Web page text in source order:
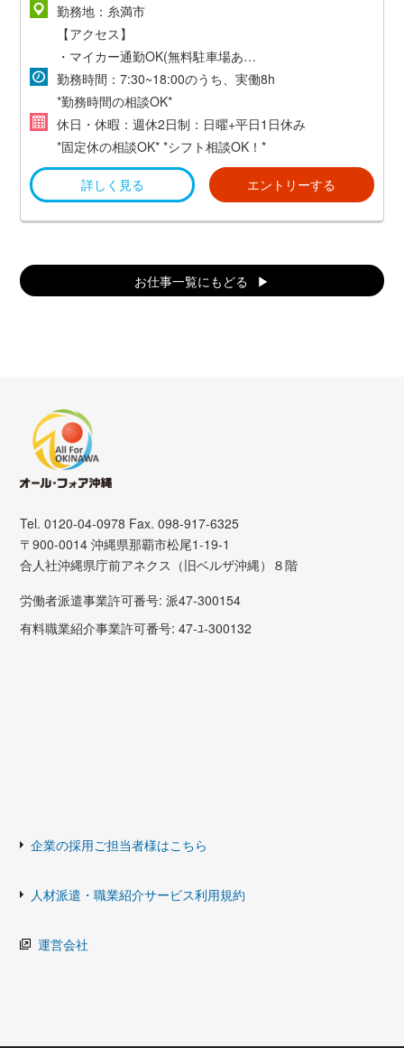
勤務地：糸満市
【アクセス】
・マイカー通勤OK(無料駐車場あり)
・交通費支給(規定あり)
勤務時間：7:30~18:00のうち、実働8h
*勤務時間の相談OK*
休日・休暇：週休2日制：日曜+平日1日休み
*固定休の相談OK* *シフト相談OK！*
詳しく見る エントリーする
お仕事一覧にもどる
Tel. 0120-04-0978 Fax. 098-917-6325
〒900-0014 沖縄県那覇市松尾1-19-1
合人社沖縄県庁前アネクス（旧ベルザ沖縄）８階
労働者派遣事業許可番号: 派47-300154
有料職業紹介事業許可番号: 47-ﾕ-300132
企業の採用ご担当者様はこちら
人材派遣・職業紹介サービス利用規約
運営会社